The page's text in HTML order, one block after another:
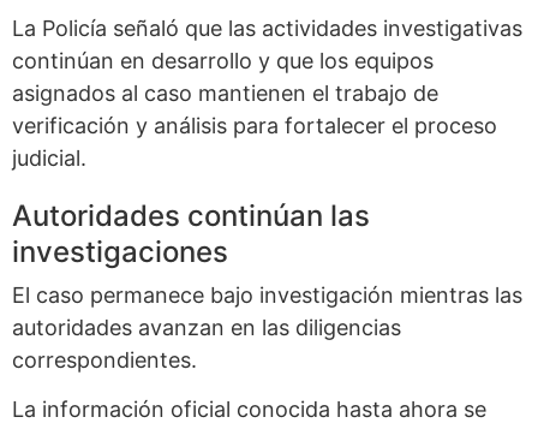
La Policía señaló que las actividades investigativas
continúan en desarrollo y que los equipos
asignados al caso mantienen el trabajo de
verificación y análisis para fortalecer el proceso
judicial.
Autoridades continúan las
investigaciones
El caso permanece bajo investigación mientras las
autoridades avanzan en las diligencias
correspondientes.
La información oficial conocida hasta ahora se